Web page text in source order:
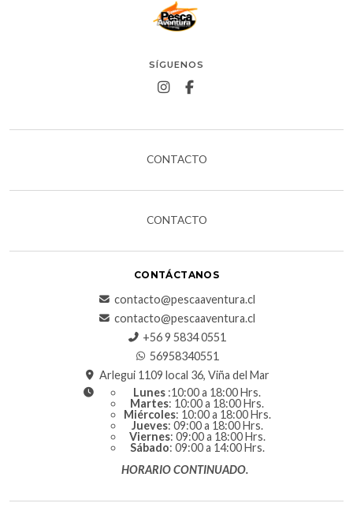
SÍGUENOS
CONTACTO
CONTACTO
CONTÁCTANOS
contacto@pescaaventura.cl
contacto@pescaaventura.cl
+56 9 5834 0551
56958340551
Arlegui 1109 local 36, Viña del Mar
Lunes :10:00 a 18:00 Hrs.
Martes: 10:00 a 18:00 Hrs.
Miércoles: 10:00 a 18:00 Hrs.
Jueves: 09:00 a 18:00 Hrs.
Viernes: 09:00 a 18:00 Hrs.
Sábado: 09:00 a 14:00 Hrs.
HORARIO CONTINUADO.